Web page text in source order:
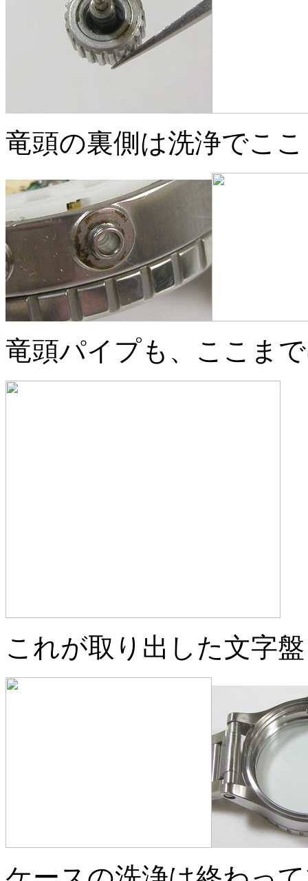
竜頭の裏側は洗浄でこ
竜頭パイプも、ここま
これが取り出した文字